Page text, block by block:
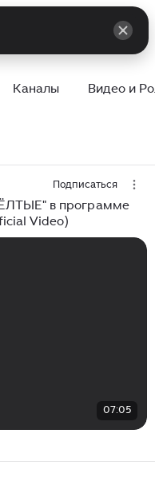
Каналы Видео и
Подписаться
в программе
Video)
07:05